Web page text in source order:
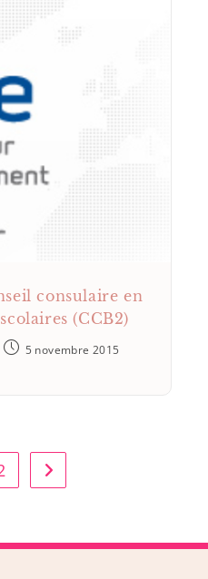
consulaire en
(CCB2)
5 novembre 2015